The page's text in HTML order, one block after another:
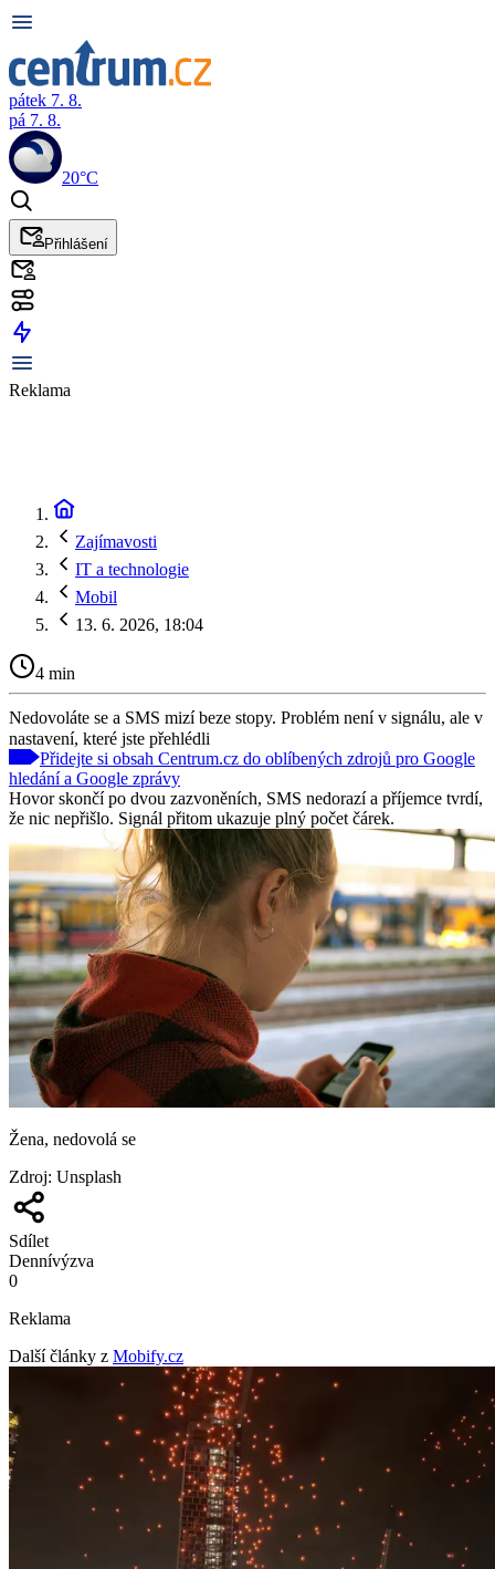
pátek 7. 8.
pá 7. 8.
20°C
Přihlášení
Reklama
Zajímavosti
IT a technologie
Mobil
13. 6. 2026, 18:04
4 min
Nedovoláte se a SMS mizí beze stopy. Problém není v signálu, ale v
nastavení, které jste přehlédli
Přidejte si obsah Centrum.cz do oblíbených zdrojů pro Google
hledání a Google zprávy
Hovor skončí po dvou zazvoněních, SMS nedorazí a příjemce tvrdí,
že nic nepřišlo. Signál přitom ukazuje plný počet čárek.
Žena, nedovolá se
Zdroj: Unsplash
Sdílet
Dennívýzva
0
Reklama
Další články z Mobify.cz